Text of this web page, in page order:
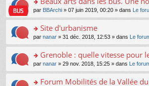
nt
ré
c
e
nt
le
pl
u
s
ré
c
e
nt
n
le
pl
u
s
ré
c
e
nt
a
g
e
n
n
le
pl
u
s
m
e
s
a
g
e
n
n
le
ult
er
le
m
e
s
a
g
e
n
o
n
s
ult
er
le
m
e
s
a
par BBArchi » 07 juin 2019, 00:20 » dans Le
o
n
s
ult
er
le
m
Site d'urbanisme
par nanar » 31 déc. 2018, 12:53 » dans Le
o
n
s
Grenoble : quelle vitesse pour
par nanar » 29 nov. 2018, 15:25 » dans Le
Forum Mobilités de la Vallée